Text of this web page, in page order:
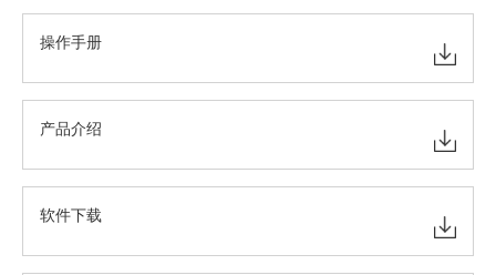
操作手册
产品介绍
软件下载